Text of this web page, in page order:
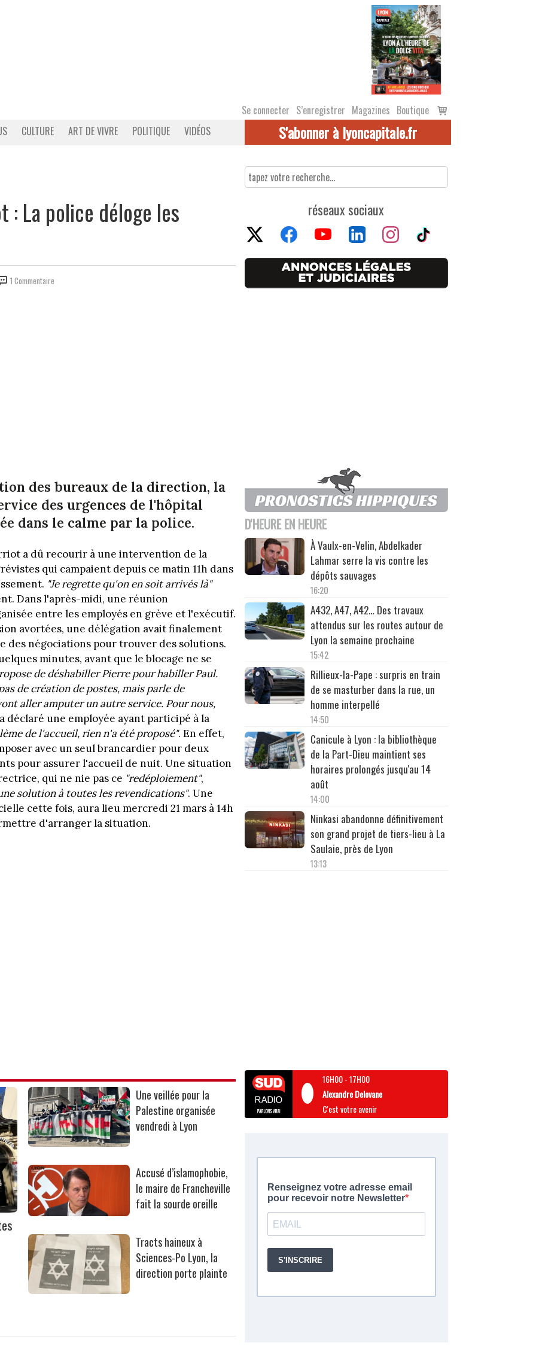
Se connecter S’enregistrer Magazines Boutique
Voir
le
CULTURE ART DE VIVRE POLITIQUE VIDÉOS S'abonner à lyoncapitale.fr
: La police déloge les
1 Commentaire
des bureaux de la direction, la
des urgences de l'hôpital
dans le calme par la police.
a dû recourir à une intervention de la
qui campaient depuis ce matin 11h dans
"Je regrette qu'on en soit arrivés là"
Dans l'après-midi, une réunion
entre les employés en grève et l'exécutif.
avortées, une délégation avait finalement
des négociations pour trouver des solutions.
minutes, avant que le blocage ne se
de déshabiller Pierre pour habiller Paul.
de création de postes, mais parle de
aller amputer un autre service. Pour nous,
déclaré une employée ayant participé à la
de l'accueil, rien n'a été proposé". En effet,
avec un seul brancardier pour deux
pour assurer l'accueil de nuit. Une situation
qui ne nie pas ce "redéploiement",
solution à toutes les revendications". Une
cette fois, aura lieu mercredi 21 mars à 14h
d'arranger la situation.
Une veillée pour la
Palestine organisée
vendredi à Lyon
Accusé d’islamophobie,
le maire de Francheville
fait la sourde oreille
Tracts haineux à
Sciences-Po Lyon, la
direction porte plainte
réseaux sociaux
D'HEURE EN HEURE
À Vaulx-en-Velin, Abdelkader
Lahmar serre la vis contre les
dépôts sauvages
16:20
A432, A47, A42… Des travaux
attendus sur les routes autour de
Lyon la semaine prochaine
15:42
Rillieux-la-Pape : surpris en train
de se masturber dans la rue, un
homme interpellé
14:50
Canicule à Lyon : la bibliothèque
de la Part-Dieu maintient ses
horaires prolongés jusqu'au 14
août
14:00
Ninkasi abandonne définitivement
son grand projet de tiers-lieu à La
Saulaie, près de Lyon
13:13
16H00-17H00
Alexandre Delovane
C'est votre avenir